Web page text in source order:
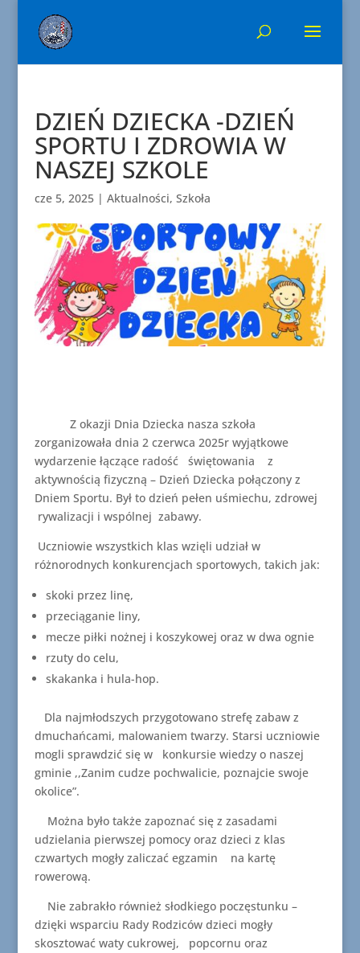
DZIEŃ DZIECKA -DZIEŃ
SPORTU I ZDROWIA W
NASZEJ SZKOLE
cze 5, 2025| Aktualności, Szkoła
Z okazji Dnia Dziecka nasza szkoła
zorganizowała dnia 2 czerwca 2025r wyjątkowe
wydarzenie łączące radość świętowania z
aktywnością fizyczną – Dzień Dziecka połączony z
Dniem Sportu. Był to dzień pełen uśmiechu, zdrowej
rywalizacji i wspólnej zabawy.
Uczniowie wszystkich klas wzięli udział w
różnorodnych konkurencjach sportowych, takich jak:
skoki przez linę,
przeciąganie liny,
mecze piłki nożnej i koszykowej oraz w dwa ognie
rzuty do celu,
skakanka i hula-hop.
Dla najmłodszych przygotowano strefę zabaw z
dmuchańcami, malowaniem twarzy. Starsi uczniowie
mogli sprawdzić się w konkursie wiedzy o naszej
gminie ,,Zanim cudze pochwalicie, poznajcie swoje
okolice”.
Można było także zapoznać się z zasadami
udzielania pierwszej pomocy oraz dzieci z klas
czwartych mogły zaliczać egzamin na kartę
rowerową.
Nie zabrakło również słodkiego poczęstunku –
dzięki wsparciu Rady Rodziców dzieci mogły
skosztować waty cukrowej, popcornu oraz